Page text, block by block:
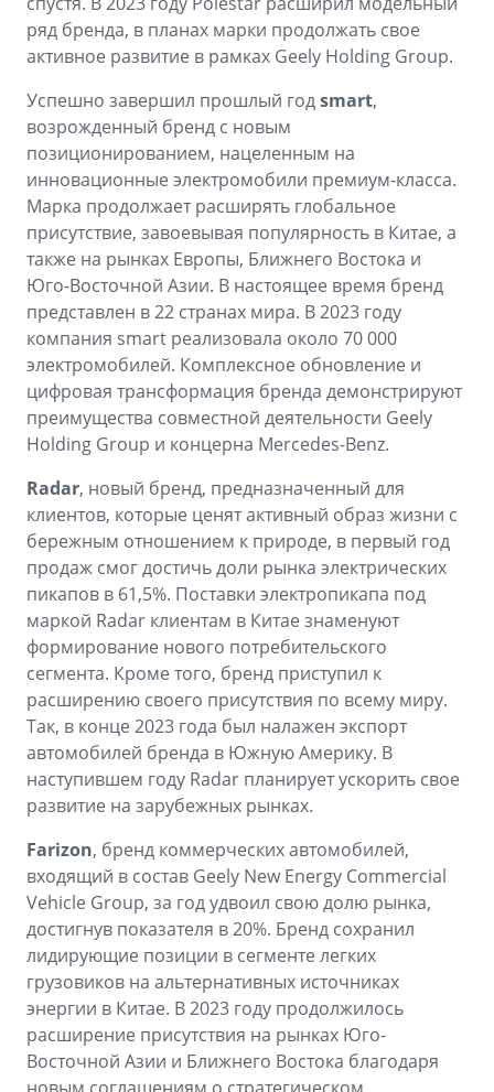
ряд бренда, в планах марки продолжать свое
активное развитие в рамках Geely Holding Group.
Успешно завершил прошлый годsmart,
возрожденный бренд с новым
позиционированием, нацеленным на
инновационные электромобили премиум-класса.
Марка продолжает расширять глобальное
присутствие, завоевывая популярность в Китае, а
также на рынках Европы, Ближнего Востока и
Юго-Восточной Азии. В настоящее время бренд
представлен в 22 странах мира. В 2023 году
компания smart реализовала около 70 000
электромобилей. Комплексное обновление и
цифровая трансформация бренда демонстрируют
преимущества совместной деятельности Geely
Holding Group и концерна Mercedes-Benz.
Radar, новый бренд, предназначенный для
клиентов, которые ценят активный образ жизни с
бережным отношением к природе, в первый год
продаж смог достичь доли рынка электрических
пикапов в 61,5%. Поставки электропикапа под
маркой Radar клиентам в Китае знаменуют
формирование нового потребительского
сегмента. Кроме того, бренд приступил к
расширению своего присутствия по всему миру.
Так, в конце 2023 года был налажен экспорт
автомобилей бренда в Южную Америку. В
наступившем году Radar планирует ускорить свое
развитие на зарубежных рынках.
Farizon, бренд коммерческих автомобилей,
входящий в состав Geely New Energy Commercial
Vehicle Group, за год удвоил свою долю рынка,
достигнув показателя в 20%. Бренд сохранил
лидирующие позиции в сегменте легких
грузовиков на альтернативных источниках
энергии в Китае. В 2023 году продолжилось
расширение присутствия на рынках Юго-
Восточной Азии и Ближнего Востока благодаря